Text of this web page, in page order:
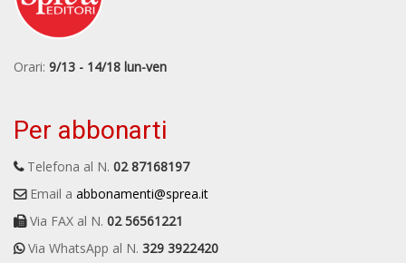
Orari: 9/13 - 14/18 lun-ven
Per abbonarti
Telefona al N. 02 87168197
Email a abbonamenti@sprea.it
Via FAX al N. 02 56561221
Via WhatsApp al N. 329 3922420